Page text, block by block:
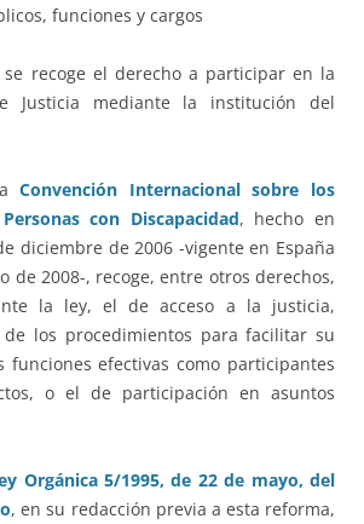
funciones y cargos
recoge el derecho a participar en la
Justicia mediante la institución del
Convención Internacional sobre los
con Discapacidad, hecho en
diciembre de 2006 -vigente en España
de 2008-, recoge, entre otros derechos,
la ley, el de acceso a la justicia,
los procedimientos para facilitar su
funciones efectivas como participantes
o el de participación en asuntos
Orgánica 5/1995, de 22 de mayo, del
, en su redacción previa a esta reforma,